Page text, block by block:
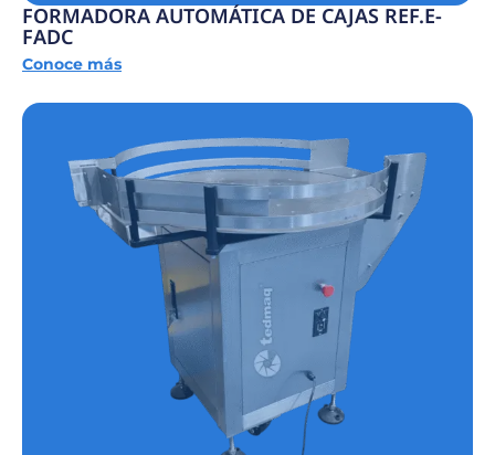
FORMADORA AUTOMÁTICA DE CAJAS REF.E-
FADC
Conoce más